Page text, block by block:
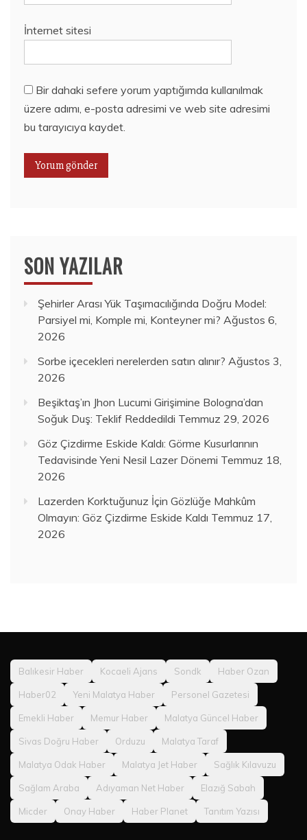
İnternet sitesi
Bir dahaki sefere yorum yaptığımda kullanılmak
üzere adımı, e-posta adresimi ve web site adresimi
bu tarayıcıya kaydet.
SON YAZILAR
Şehirler Arası Yük Taşımacılığında Doğru Model:
Parsiyel mi, Komple mi, Konteyner mi? Ağustos 6,
2026
Sorbe içecekleri nerelerden satın alınır? Ağustos 3,
2026
Beşiktaş’ın Jhon Lucumi Girişimine Bologna’dan
Soğuk Duş: Teklif Reddedildi Temmuz 29, 2026
Göz Çizdirme Eskide Kaldı: Görme Kusurlarının
Tedavisinde Yeni Nesil Lazer Dönemi Temmuz 18,
2026
Lazerden Korktuğunuz İçin Gözlüğe Mahkûm
Olmayın: Göz Çizdirme Eskide Kaldı Temmuz 17,
2026
Balıkesir Haber Kocaeli Ajans Sondk Haber Ozan
Haber02 Yeni Malatya Haber Personel Gazetesi
Emekli Haber Memur Haber Malatya Güncel Haber
Sivas Doğru Haber Orduzu Malatya Taraf
Malatya Odak Haber Malatya Jet Haber Sağlık Kılavuzu
Sağlam Araba Adıyaman Net Haber Elazığ Sabah
Micder Onay Haber Haber Planet Tanıtım Yazısı